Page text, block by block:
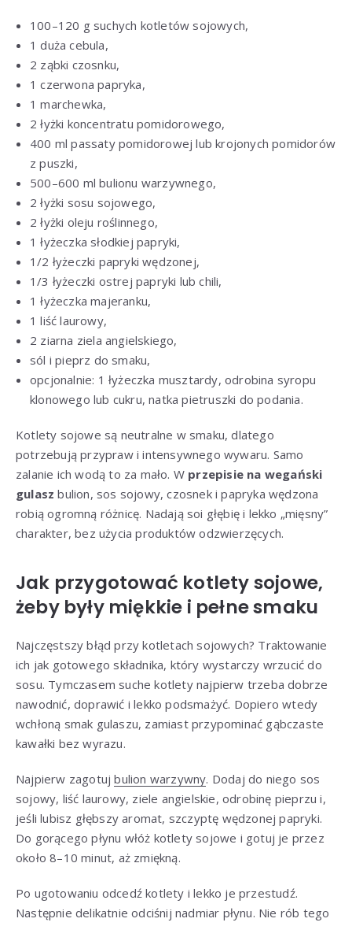
100–120 g suchych kotletów sojowych,
1 duża cebula,
2 ząbki czosnku,
1 czerwona papryka,
1 marchewka,
2 łyżki koncentratu pomidorowego,
400 ml passaty pomidorowej lub krojonych pomidorów
z puszki,
500–600 ml bulionu warzywnego,
2 łyżki sosu sojowego,
2 łyżki oleju roślinnego,
1 łyżeczka słodkiej papryki,
1/2 łyżeczki papryki wędzonej,
1/3 łyżeczki ostrej papryki lub chili,
1 łyżeczka majeranku,
1 liść laurowy,
2 ziarna ziela angielskiego,
sól i pieprz do smaku,
opcjonalnie: 1 łyżeczka musztardy, odrobina syropu
klonowego lub cukru, natka pietruszki do podania.
Kotlety sojowe są neutralne w smaku, dlatego
potrzebują przypraw i intensywnego wywaru. Samo
zalanie ich wodą to za mało. W przepisie na wegański
gulasz bulion, sos sojowy, czosnek i papryka wędzona
robią ogromną różnicę. Nadają soi głębię i lekko „mięsny”
charakter, bez użycia produktów odzwierzęcych.
Jak przygotować kotlety sojowe,
żeby były miękkie i pełne smaku
Najczęstszy błąd przy kotletach sojowych? Traktowanie
ich jak gotowego składnika, który wystarczy wrzucić do
sosu. Tymczasem suche kotlety najpierw trzeba dobrze
nawodnić, doprawić i lekko podsmażyć. Dopiero wtedy
wchłoną smak gulaszu, zamiast przypominać gąbczaste
kawałki bez wyrazu.
Najpierw zagotujbulion warzywny. Dodaj do niego sos
sojowy, liść laurowy, ziele angielskie, odrobinę pieprzu i,
jeśli lubisz głębszy aromat, szczyptę wędzonej papryki.
Do gorącego płynu włóż kotlety sojowe i gotuj je przez
około 8–10 minut, aż zmiękną.
Po ugotowaniu odcedź kotlety i lekko je przestudź.
Następnie delikatnie odciśnij nadmiar płynu. Nie rób tego